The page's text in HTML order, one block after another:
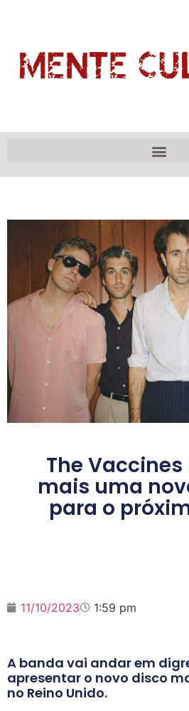
The
mais uma
para o
11/10/2023 1:59 pm
A banda vai andar em
apresentar o novo disco
no Reino Unido.